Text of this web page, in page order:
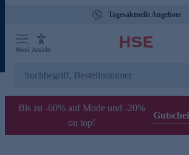
Tagesaktuelle Angebote
Menü Ansicht
Bis zu -60% auf Mode und -20%
on top!